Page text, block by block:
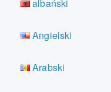
albański
Angielski
Arabski